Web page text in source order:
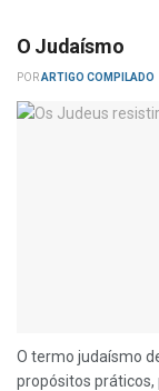
O Judaísmo
PORARTIGO COMPILADO
O termo judaísmo
propósitos práticos,